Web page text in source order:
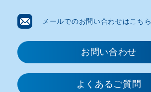
メールでのお問い合わせはこちら
お問い合わせ​
よくあるご質問